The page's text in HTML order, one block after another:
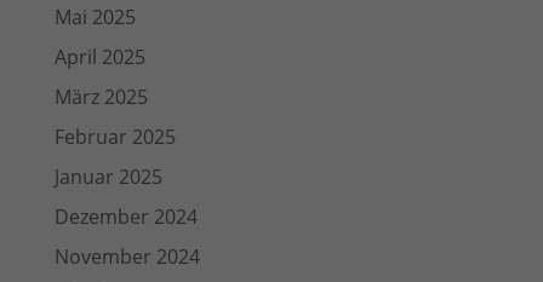
Mai 2025
April 2025
März 2025
Februar 2025
Januar 2025
Dezember 2024
November 2024